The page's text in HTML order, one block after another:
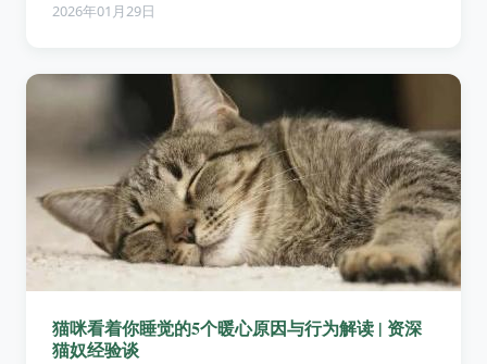
2026年01月29日
猫咪看着你睡觉的5个暖心原因与行为解读 | 资深
猫奴经验谈